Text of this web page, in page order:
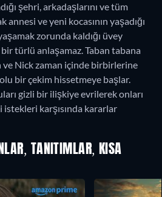
şehri, arkadaşlarını ve tüm
annesi ve yeni kocasının yaşadığı
zorunda kaldığı üvey
türlü anlaşamaz. Taban tabana
ve Nick zaman içinde birbirlerine
bir çekim hissetmeye başlar.
gizli bir ilişkiye evrilerek onları
karşısında kararlar
TANITIMLAR, KISA